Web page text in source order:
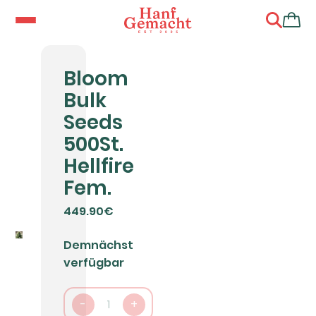
Bloom
Bulk
Seeds
500St.
Hellfire
Fem.
449.90€
Demnächst
verfügbar
- 1 +